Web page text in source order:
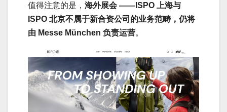
值得注意的是， 海外展会 ——ISPO 上海与
ISPO 北京不属于新合资公司的业务范畴，仍将
由 Messe München 负责运营。